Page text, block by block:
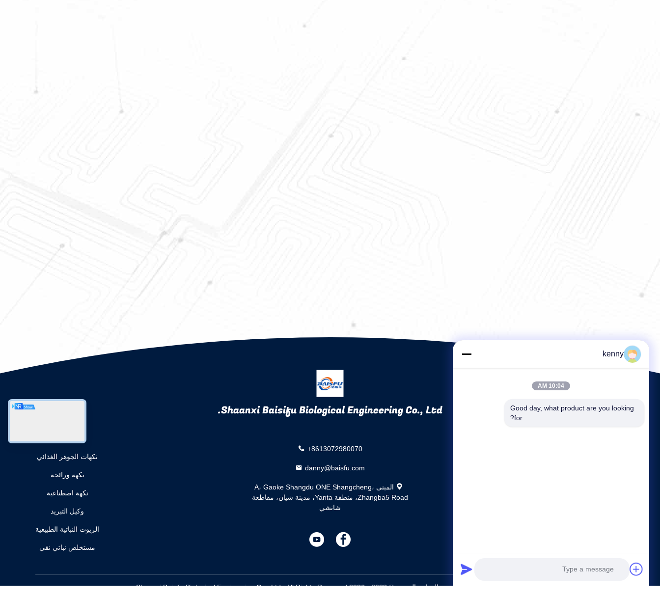
Shaanxi Baisifu Biological Engineering Co., Ltd.
نكهات الجوهر الغذائي
نكهة ورائحة
نكهة اصطناعية
وكيل التبريد
الزيوت النباتية الطبيعية
مستخلص نباتي نقي
+8613072980070
danny@baisfu.com
المبنى A، Gaoke Shangdu ONE Shangcheng،
Zhangba5 Road، منطقة Yanta، مدينة شيان، مقاطعة
شانشي
述
述
الصين جيّد جودة نكهات الجوهر الغذائي المزود. © 2023 - 2026 Shaanxi Baisifu Biological Engineering Co., Ltd.. All Rights Reserved.
kenny
10:04 AM
Good day, what product are you looking
for?